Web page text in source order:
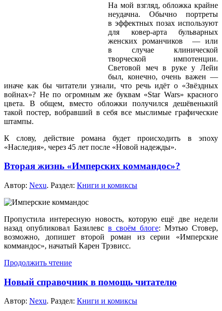
На мой взгляд, обложка крайне
неудачна. Обычно портреты
в эффектных позах используют
для ковер-арта бульварных
женских романчиков — или
в случае клинической
творческой импотенции.
Световой мечв руке у Лейи
был, конечно, очень важен —
иначекак бы читатели узнали, что речь идёт о «Звёздных
войнах»? Не по огромным же буквам «Star Wars» красного
цвета. В общем, вместо обложки получился дешёвенький
такой постер, вобравший в себя все мыслимые графические
штампы.
К слову, действие романа будет происходить в эпоху
«Наследия», через 45 лет после «Новой надежды».
Вторая жизнь «Имперских коммандос»?
Автор: Nexu. Раздел: Книги и комиксы
Пропустила интересную новость, которую ещё две недели
назад опубликовал Базилевс в своём блоге: Мэтью Стовер,
возможно, допишет второй роман из серии «Имперские
коммандос», начатый Карен Трэвисс.
Продолжить чтение
Новый справочник в помощь читателю
Автор: Nexu. Раздел: Книги и комиксы